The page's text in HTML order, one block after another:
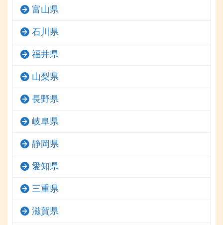
富山県
石川県
福井県
山梨県
長野県
岐阜県
静岡県
愛知県
三重県
滋賀県